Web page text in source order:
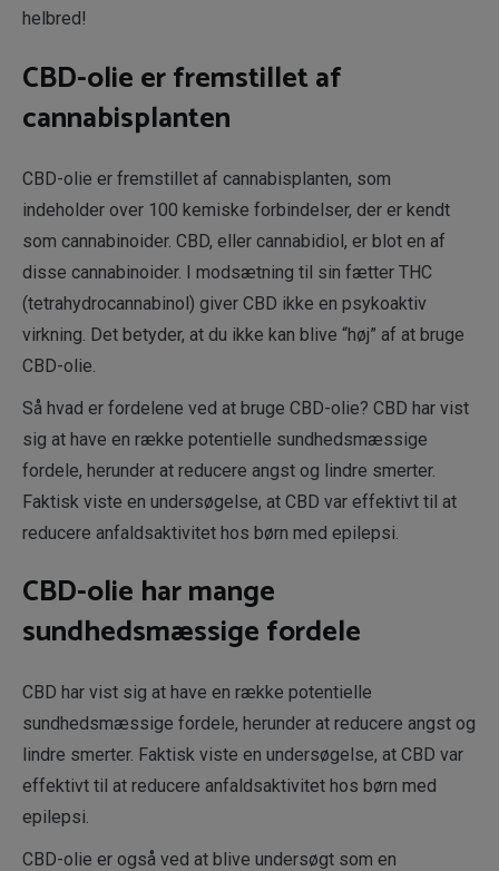
helbred!
CBD-olie er fremstillet af
cannabisplanten
CBD-olie er fremstillet af cannabisplanten, som
indeholder over 100 kemiske forbindelser, der er kendt
som cannabinoider. CBD, eller cannabidiol, er blot en af
disse cannabinoider. I modsætning til sin fætter THC
(tetrahydrocannabinol) giver CBD ikke en psykoaktiv
virkning. Det betyder, at du ikke kan blive “høj” af at bruge
CBD-olie.
Så hvad er fordelene ved at bruge CBD-olie? CBD har vist
sig at have en række potentielle sundhedsmæssige
fordele, herunder at reducere angst og lindre smerter.
Faktisk viste en undersøgelse, at CBD var effektivt til at
reducere anfaldsaktivitet hos børn med epilepsi.
CBD-olie har mange
sundhedsmæssige fordele
CBD har vist sig at have en række potentielle
sundhedsmæssige fordele, herunder at reducere angst og
lindre smerter. Faktisk viste en undersøgelse, at CBD var
effektivt til at reducere anfaldsaktivitet hos børn med
epilepsi.
CBD-olie er også ved at blive undersøgt som en